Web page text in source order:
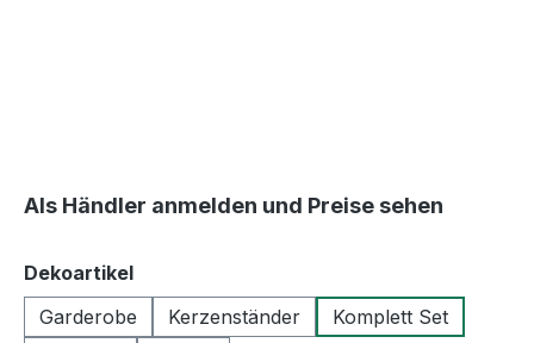
Als Händler anmelden und Preise sehen
Dekoartikelauswählen
Garderobe
Kerzenständer
Komplett Set